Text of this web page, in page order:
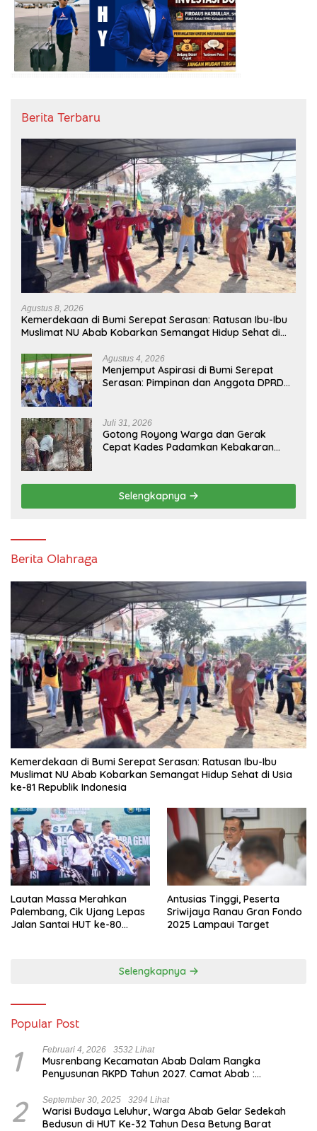
Berita Terbaru
Agustus 8, 2026
Kemerdekaan di Bumi Serepat Serasan: Ratusan Ibu-Ibu
Muslimat NU Abab Kobarkan Semangat Hidup Sehat di
Agustus 4, 2026
Menjemput Aspirasi di Bumi Serepat
Serasan: Pimpinan dan Anggota DPRD
2026
Juli 31, 2026
Gotong Royong Warga dan Gerak
Cepat Kades Padamkan Kebakaran
Selengkapnya
Berita Olahraga
Kemerdekaan di Bumi Serepat Serasan: Ratusan Ibu-Ibu
Muslimat NU Abab Kobarkan Semangat Hidup Sehat di Usia
ke-81 Republik Indonesia
Lautan Massa Merahkan
Palembang, Cik Ujang Lepas
Jalan Santai HUT ke-80
Antusias Tinggi, Peserta
Sriwijaya Ranau Gran Fondo
2025 Lampaui Target
Selengkapnya
Popular Post
1 Februari 4, 2026 3532 Lihat
Musrenbang Kecamatan Abab Dalam Rangka
Penyusunan RKPD Tahun 2027. Camat Abab :
2 September 30, 2025 3294 Lihat
Warisi Budaya Leluhur, Warga Abab Gelar Sedekah
Bedusun di HUT Ke-32 Tahun Desa Betung Barat